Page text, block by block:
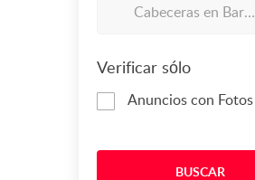
Cabeceras en Barrios Unidos
Verificar sólo
Anuncios con Fotos
BUSCAR